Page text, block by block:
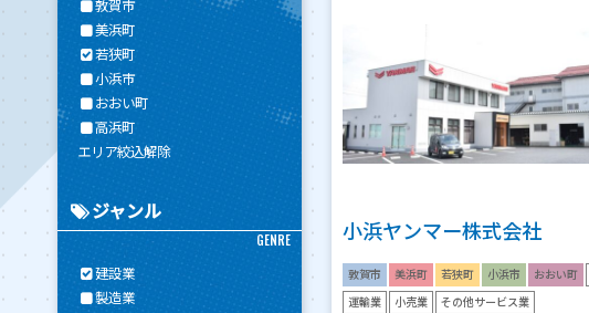
敦賀市
美浜町
若狭町
小浜市
おおい町
高浜町
エリア絞込解除
ジャンル
GENRE
建設業
製造業
小浜ヤンマー株式会社
敦賀市 美浜町 若狭町 小浜市 おおい町
運輸業 小売業 その他サービス業